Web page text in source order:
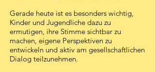
Gerade heute ist es besonders wichtig,
Kinder und Jugendliche dazu zu
ermutigen, ihre Stimme sichtbar zu
machen, eigene Perspektiven zu
entwickeln und aktiv am gesellschaftlichen
Dialog teilzunehmen.